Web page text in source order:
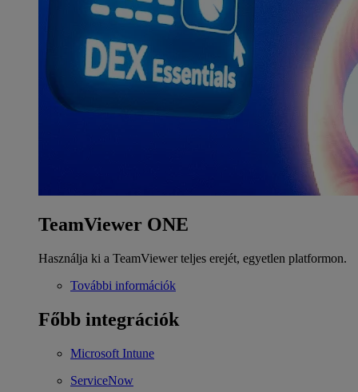
TeamViewer ONE
Használja ki a TeamViewer teljes erejét, egyetlen platformon.
További információk
Főbb integrációk
Microsoft Intune
ServiceNow